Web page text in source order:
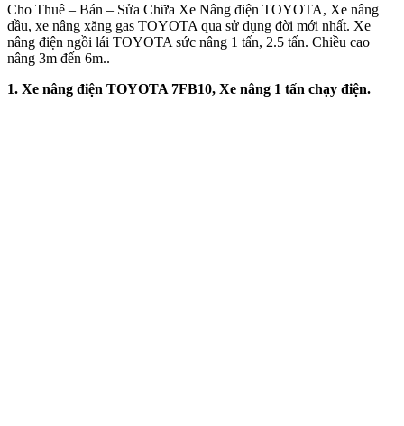
Cho Thuê – Bán – Sửa Chữa Xe Nâng điện TOYOTA, Xe nâng
dầu, xe nâng xăng gas TOYOTA qua sử dụng đời mới nhất. Xe
nâng điện ngồi lái TOYOTA sức nâng 1 tấn, 2.5 tấn. Chiều cao
nâng 3m đến 6m..
1. Xe nâng điện TOYOTA 7FB10, Xe nâng 1 tấn chạy điện.